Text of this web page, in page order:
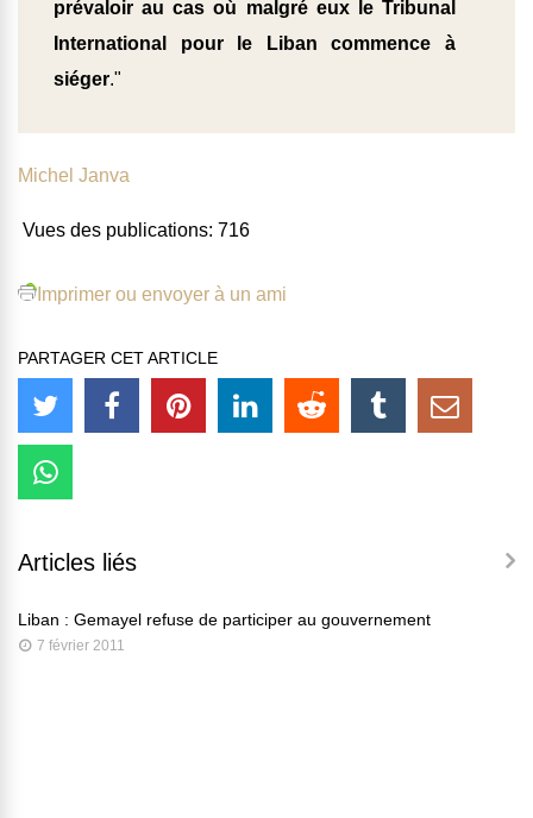
prévaloir au cas où malgré eux le Tribunal
International pour le Liban commence à
siéger."
Michel Janva
Vues des publications: 716
Imprimer ou envoyer à un ami
PARTAGER CET ARTICLE
Articles liés
Liban : Gemayel refuse de participer au gouvernement
7 février 2011